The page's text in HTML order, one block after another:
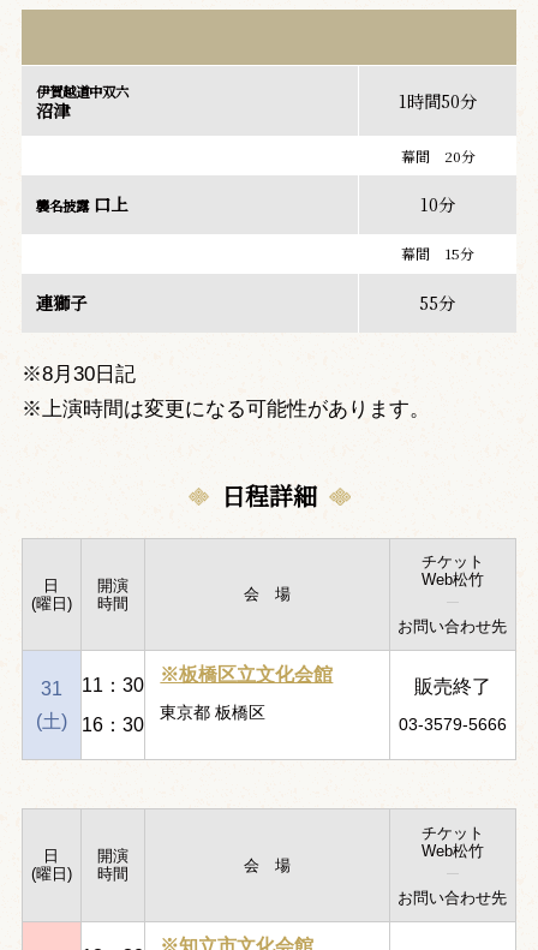
伊賀越道中双六
沼津 1時間50分
幕間 20分
襲名披露口上 10分
幕間 15分
連獅子 55分
※8月30日記
※上演時間は変更になる可能性があります。
日程詳細
日
(曜日)
開演
時間
会 場
チケット
Web松竹
お問い合わせ先
31
(土)
11：30
16：30
※板橋区立文化会館
東京都 板橋区
販売終了
03-3579-5666
日
(曜日)
開演
時間
会 場
チケット
Web松竹
お問い合わせ先
※知立市文化会館